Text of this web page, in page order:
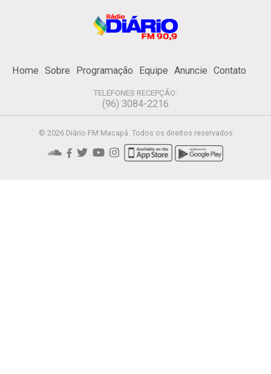
Home Sobre Programação Equipe Anuncie Contato
TELEFONES RECEPÇÃO:
(96) 3084-2216
© 2026 Diário FM Macapá. Todos os direitos reservados